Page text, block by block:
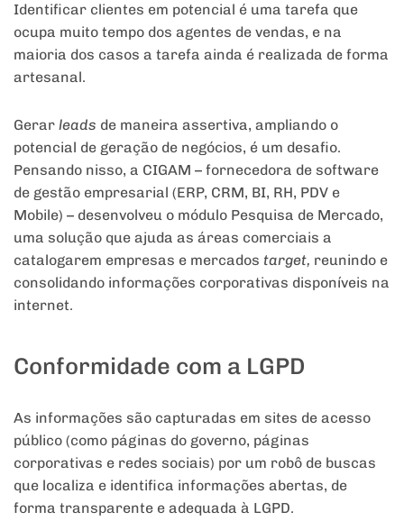
Identificar clientes em potencial é uma tarefa que
ocupa muito tempo dos agentes de vendas, e na
maioria dos casos a tarefa ainda é realizada de forma
artesanal.
Gerar leads de maneira assertiva, ampliando o
potencial de geração de negócios, é um desafio.
Pensando nisso, a CIGAM – fornecedora de software
de gestão empresarial (ERP, CRM, BI, RH, PDV e
Mobile) – desenvolveu o módulo Pesquisa de Mercado,
uma solução que ajuda as áreas comerciais a
catalogarem empresas e mercados target, reunindo e
consolidando informações corporativas disponíveis na
internet.
Conformidade com a LGPD
As informações são capturadas em sites de acesso
público (como páginas do governo, páginas
corporativas e redes sociais) por um robô de buscas
que localiza e identifica informações abertas, de
forma transparente e adequada à LGPD.